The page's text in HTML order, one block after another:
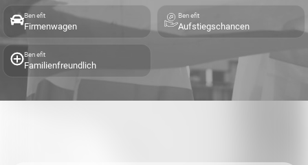
Benefit
Firmenwagen
Benefit
Aufstiegschancen
Benefit
Familienfreundlich